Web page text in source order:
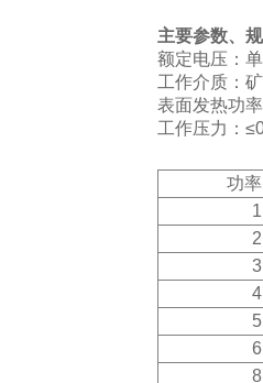
主要参数、
额定电压：
工作介质：
表面发热功
工作压力：
功
1
2
3
4
5
6
8